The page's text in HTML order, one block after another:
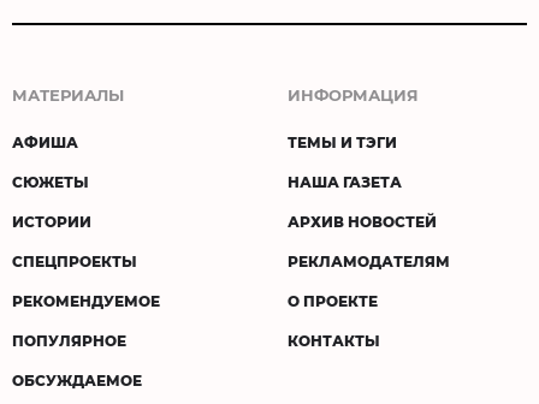
МАТЕРИАЛЫ
АФИША
СЮЖЕТЫ
ИСТОРИИ
СПЕЦПРОЕКТЫ
РЕКОМЕНДУЕМОЕ
ПОПУЛЯРНОЕ
ОБСУЖДАЕМОЕ
ИНФОРМАЦИЯ
ТЕМЫ И ТЭГИ
НАША ГАЗЕТА
АРХИВ НОВОСТЕЙ
РЕКЛАМОДАТЕЛЯМ
О ПРОЕКТЕ
КОНТАКТЫ